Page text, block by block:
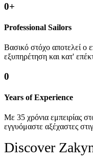
0+
Professional Sailors
Βασικό στόχο αποτελεί ο
εξυπηρέτηση και κατ'
0
Years of Experience
Με 35 χρόνια εμπειρίας
εγγυόμαστε αξέχαστες
Discover